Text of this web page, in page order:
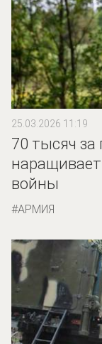
25.03.2026 11:19
70 тысяч за
войны
АРМИЯ